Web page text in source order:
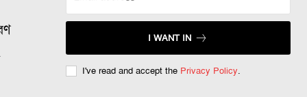
I WANT IN
I've read and accept the Privacy Policy.